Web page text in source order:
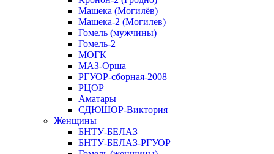
Машека (Могилёв)
Машека-2 (Могилев)
Гомель (мужчины)
Гомель-2
МОГК
МАЗ-Орша
РГУОР-сборная-2008
РЦОР
Аматары
СДЮШОР-Виктория
Женщины
БНТУ-БЕЛАЗ
БНТУ-БЕЛАЗ-РГУОР